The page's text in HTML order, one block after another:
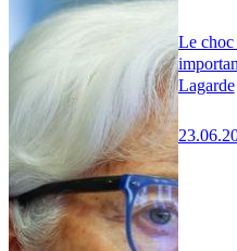
Le choc
Lagarde